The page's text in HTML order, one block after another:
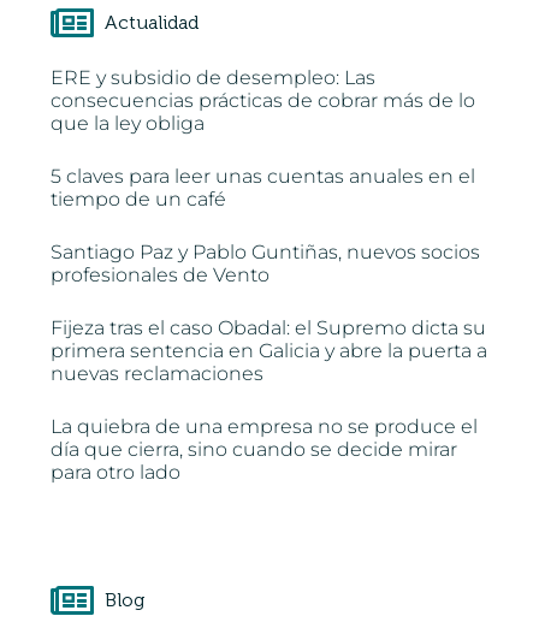
Actualidad
ERE y subsidio de desempleo: Las
consecuencias prácticas de cobrar más de lo
que la ley obliga
5 claves para leer unas cuentas anuales en el
tiempo de un café
Santiago Paz y Pablo Guntiñas, nuevos socios
profesionales de Vento
Fijeza tras el caso Obadal: el Supremo dicta su
primera sentencia en Galicia y abre la puerta a
nuevas reclamaciones
La quiebra de una empresa no se produce el
día que cierra, sino cuando se decide mirar
para otro lado
Blog